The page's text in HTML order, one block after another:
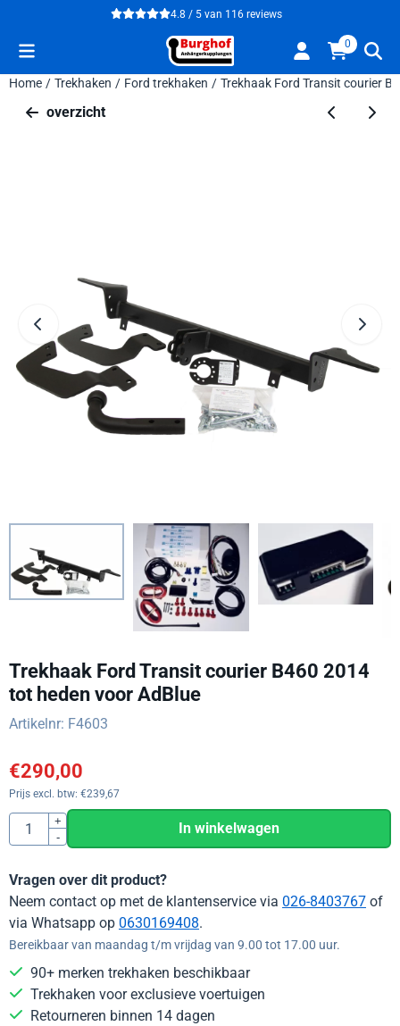
Cookievoorkeuren zijn beschikbaar. Kies instellingen of sta alle
4.8 / 5 van 116 reviews
0
Home / Trekhaken / Ford trekhaken / Trekhaak Ford Transit courier
overzicht
Trekhaak Ford Transit courier B460 2014
tot heden voor AdBlue
Artikelnr: F4603
€290,00
Prijs excl. btw: €239,67
Aantal
+
-
In winkelwagen
Vragen over dit product?
Neem contact op met de klantenservice via 026-8403767 of
via Whatsapp op 0630169408.
Bereikbaar van maandag t/m vrijdag van 9.00 tot 17.00 uur.
90+ merken trekhaken beschikbaar
Trekhaken voor exclusieve voertuigen
Retourneren binnen 14 dagen